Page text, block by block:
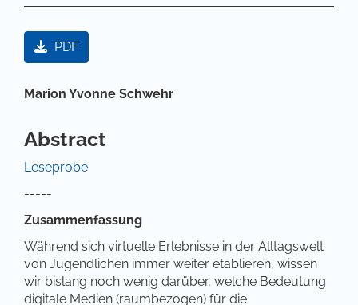
Artikel-Sidebar
PDF
Hauptsächlicher Artikelinhalt
Marion Yvonne Schwehr
Abstract
Leseprobe
-----
Zusammenfassung
Während sich virtuelle Erlebnisse in der Alltagswelt
von Jugendlichen immer weiter etablieren, wissen
wir bislang noch wenig darüber, welche Bedeutung
digitale Medien (raumbezogen) für die